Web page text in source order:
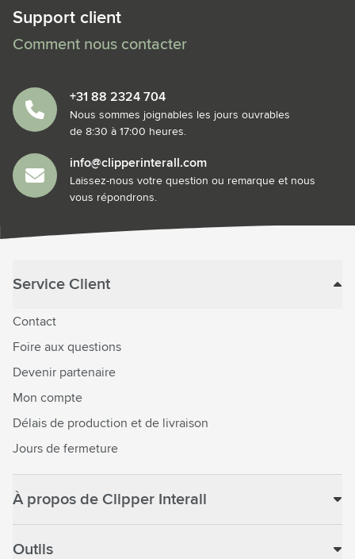
Support client
Comment nous contacter
+31 88 2324 704
Nous sommes joignables les jours ouvrables
de 8:30 à 17:00 heures.
info@clipperinterall.com
Laissez-nous votre question ou remarque et nous
vous répondrons.
Service Client
Contact
Foire aux questions
Devenir partenaire
Mon compte
Délais de production et de livraison
Jours de fermeture
À propos de Clipper Interall
Outils